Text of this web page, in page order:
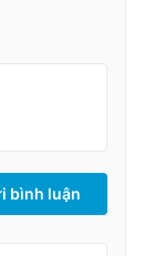
bình luận